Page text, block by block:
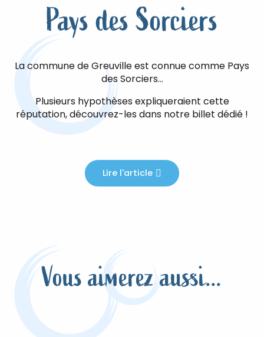
Pays des Sorciers
La commune de Greuville est connue comme Pays
des Sorciers…
Plusieurs hypothèses expliqueraient cette
réputation, découvrez-les dans notre billet dédié !
Lire l'article
Vous aimerez aussi...
Un orgue royal à Lammerville